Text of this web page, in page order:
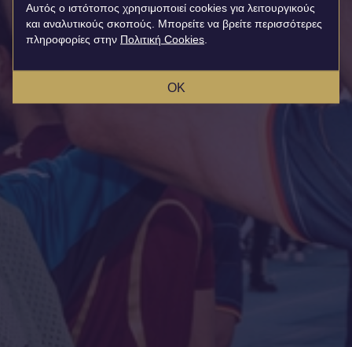
Αυτός ο ιστότοπος χρησιμοποιεί cookies για λειτουργικούς
και αναλυτικούς σκοπούς. Μπορείτε να βρείτε περισσότερες
πληροφορίες στην Πολιτική Cookies
OK